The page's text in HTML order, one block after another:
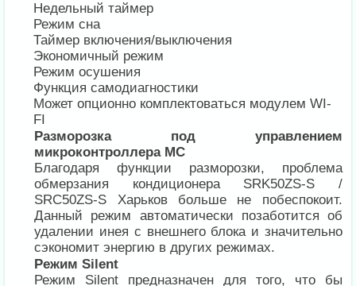
Недельный таймер
Режим сна
Таймер включения/выключения
Экономичный режим
Режим осушения
Функция самодиагностики
Может опционно комплектоваться модулем WI-
FI
Разморозка под управлением
микроконтроллера MC
Благодаря функции разморозки, проблема
обмерзания кондиционера SRK50ZS-S /
SRC50ZS-S Харьков больше не побеспокоит.
Данный режим автоматически позаботится об
удалении инея с внешнего блока и значительно
сэкономит энергию в других режимах.
Режим Silent
Режим Silent предназначен для того, что бы